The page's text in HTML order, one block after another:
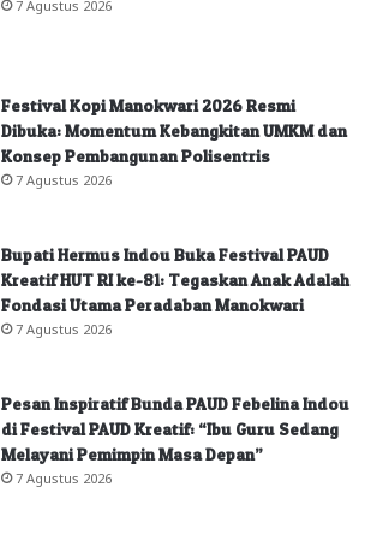
7 Agustus 2026
Festival Kopi Manokwari 2026 Resmi
Dibuka: Momentum Kebangkitan UMKM dan
Konsep Pembangunan Polisentris
7 Agustus 2026
Bupati Hermus Indou Buka Festival PAUD
Kreatif HUT RI ke-81: Tegaskan Anak Adalah
Fondasi Utama Peradaban Manokwari
7 Agustus 2026
Pesan Inspiratif Bunda PAUD Febelina Indou
di Festival PAUD Kreatif: “Ibu Guru Sedang
Melayani Pemimpin Masa Depan”
7 Agustus 2026